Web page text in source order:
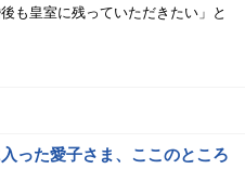
も皇室に残っていただきたい」と
った愛子さま、ここのところ